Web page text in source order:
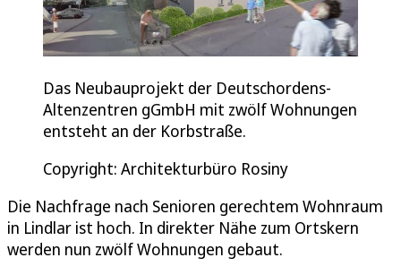
Das Neubauprojekt der Deutschordens-
Altenzentren gGmbH mit zwölf Wohnungen
entsteht an der Korbstraße.
Copyright: Architekturbüro Rosiny
Die Nachfrage nach Senioren gerechtem Wohnraum
in Lindlar ist hoch. In direkter Nähe zum Ortskern
werden nun zwölf Wohnungen gebaut.